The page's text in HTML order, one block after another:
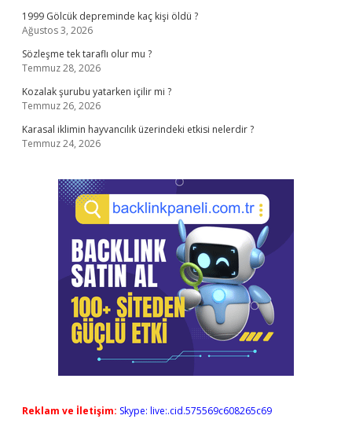
1999 Gölcük depreminde kaç kişi öldü ?
Ağustos 3, 2026
Sözleşme tek taraflı olur mu ?
Temmuz 28, 2026
Kozalak şurubu yatarken içilir mi ?
Temmuz 26, 2026
Karasal iklimin hayvancılık üzerindeki etkisi nelerdir ?
Temmuz 24, 2026
Reklam ve İletişim: Skype: live:.cid.575569c608265c69